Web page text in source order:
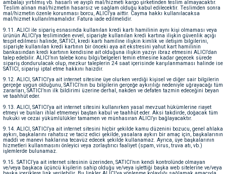
ambalajı yırtılmış vb. hasarlı ve ayıplı mal/hizmeti kargo şirketinden teslim almayacaktır.
Teslim alınan mal/hizmetin hasarsız ve sağlam olduğu kabul edilecektir. Teslimden sonra
mal/hizmetin özenle korunması borcu, ALICI’ya aittir. Cayma hakkı kullanılacaksa
mal/hizmet kullanılmamalıdır. Fatura iade edilmelidir.
9.11. ALICI ile sipariş esnasında kullanılan kredi kartı hamilinin aynı kişi olmaması veya
ürünün ALICI’ya tesliminden evvel, siparişte kullanılan kredi kartına ilişkin güvenlik açığı
tespit edilmesi halinde, SATICI, kredi kartı hamiline ilişkin kimlik ve iletişim bilgilerini,
siparişte kullanılan kredi kartının bir önceki aya ait ekstresini yahut kart hamilinin
bankasından kredi kartının kendisine ait olduğuna ilişkin yazıyı ibraz etmesini ALICI’dan
talep edebilir. ALICI’nın talebe konu bilgi/belgeleri temin etmesine kadar geçecek sürede
sipariş dondurulacak olup, mezkur taleplerin 24 saat içerisinde karşılanmaması halinde ise
SATICI, siparişi iptal etme hakkını haizdir.
9.12. ALICI, SATICI’ya ait internet sitesine üye olurken verdiği kişisel ve diğer sair bilgilerin
gerçeğe uygun olduğunu, SATICI’nın bu bilgilerin gerçeğe aykırılığı nedeniyle uğrayacağı tüm
zararları, SATICI’nın ilk bildirimi üzerine derhal, nakden ve defaten tazmin edeceğini beyan
ve taahhüt eder.
9.13. ALICI, SATICI’ya ait internet sitesini kullanırken yasal mevzuat hükümlerine riayet
etmeyi ve bunları ihlal etmemeyi baştan kabul ve taahhüt eder. Aksi takdirde, doğacak tüm
hukuki ve cezai yükümlülükler tamamen ve münhasıran ALICI’yı bağlayacaktır.
9.14. ALICI, SATICI’ya ait internet sitesini hiçbir şekilde kamu düzenini bozucu, genel ahlaka
aykırı, başkalarını rahatsız ve taciz edici şekilde, yasalara aykırı bir amaç için, başkalarının
maddi ve manevi haklarına tecavüz edecek şekilde kullanamaz. Ayrıca, üye başkalarının
hizmetleri kullanmasını önleyici veya zorlaştırıcı faaliyet (spam, virus, truva atı, vb.)
işlemlerde bulunamaz.
9.15. SATICI’ya ait internet sitesinin üzerinden, SATICI’nın kendi kontrolünde olmayan
ve/veya başkaca üçüncü kişilerin sahip olduğu ve/veya işlettiği başka web sitelerine ve/veya